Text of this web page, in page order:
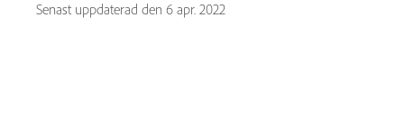
Senast uppdaterad den 6 apr. 2022